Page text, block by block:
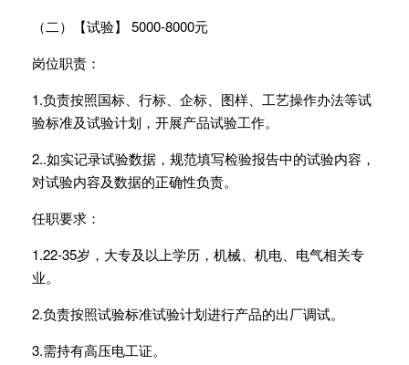
（二）【试验】 5000-8000元
岗位职责：
1.负责按照国标、行标、企标、图样、工艺操作办法等试
验标准及试验计划，开展产品试验工作。
2..如实记录试验数据，规范填写检验报告中的试验内容，
对试验内容及数据的正确性负责。
任职要求：
1.22-35岁，大专及以上学历，机械、机电、电气相关专
业。
2.负责按照试验标准试验计划进行产品的出厂调试。
3.需持有高压电工证。